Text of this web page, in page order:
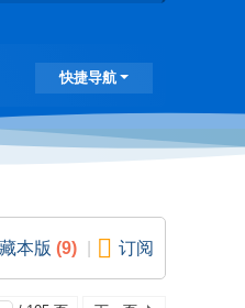
快捷导航
本版 (9) 订阅